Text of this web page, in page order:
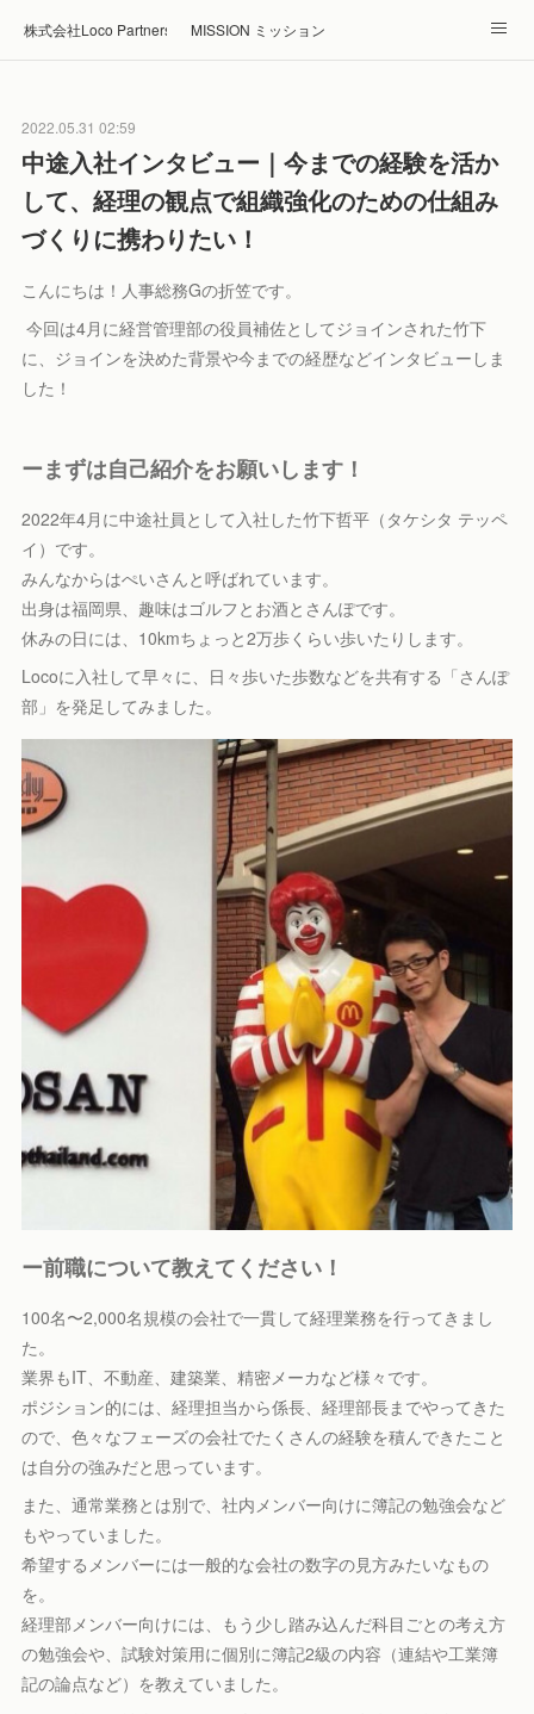
株式会社Loco Partners 🏠HomeMISSION ミッション
Blog ブログ
2022.05.31 02:59
中途入社インタビュー｜今までの経験を活か
して、経理の観点で組織強化のための仕組み
づくりに携わりたい！
こんにちは！人事総務Gの折笠です。
今回は4月に経営管理部の役員補佐としてジョインされた竹下
に、ジョインを決めた背景や今までの経歴などインタビューしま
した！
ーまずは自己紹介をお願いします！
2022年4月に中途社員として入社した竹下哲平（タケシタ テッペ
イ）です。
みんなからはぺいさんと呼ばれています。
出身は福岡県、趣味はゴルフとお酒とさんぽです。
休みの日には、10kmちょっと2万歩くらい歩いたりします。
Locoに入社して早々に、日々歩いた歩数などを共有する「さんぽ
部」を発足してみました。
ー前職について教えてください！
100名〜2,000名規模の会社で一貫して経理業務を行ってきまし
た。
業界もIT、不動産、建築業、精密メーカなど様々です。
ポジション的には、経理担当から係長、経理部長までやってきた
ので、色々なフェーズの会社でたくさんの経験を積んできたこと
は自分の強みだと思っています。
また、通常業務とは別で、社内メンバー向けに簿記の勉強会など
もやっていました。
希望するメンバーには一般的な会社の数字の見方みたいなもの
を。
経理部メンバー向けには、もう少し踏み込んだ科目ごとの考え方
の勉強会や、試験対策用に個別に簿記2級の内容（連結や工業簿
記の論点など）を教えていました。